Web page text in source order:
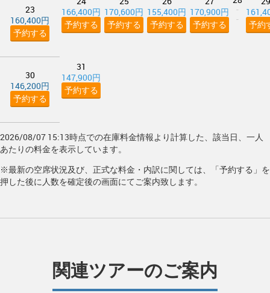
23
160,400円
予約する
166,400円
予約する
170,600円
予約する
155,400円
予約する
170,900円
予約する
-
-
予約
30
146,200円
予約する
31
147,900円
予約する
2026/08/07 15:13時点での在庫料金情報より計算した、該当日、一人
あたりの料金を表示しています。
※最新の空席状況及び、正式な料金・内訳に関しては、「予約する」を
押した後に人数を確定後の画面にてご案内致します。
関連ツアーのご案内